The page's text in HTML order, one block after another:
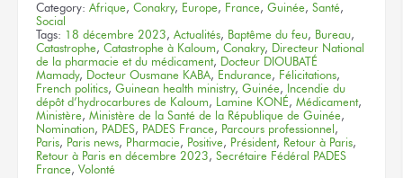
Category: Afrique, Conakry, Europe, France, Guinée, Santé,
Social
Tags: 18 décembre 2023, Actualités, Baptême du feu, Bureau,
Catastrophe, Catastrophe à Kaloum, Conakry, Directeur National
de la pharmacie et du médicament, Docteur DIOUBATÉ
Mamady, Docteur Ousmane KABA, Endurance, Félicitations,
French politics, Guinean health ministry, Guinée, Incendie du
dépôt d’hydrocarbures de Kaloum, Lamine KONÉ, Médicament,
Ministère, Ministère de la Santé de la République de Guinée,
Nomination, PADES, PADES France, Parcours professionnel ,
Paris, Paris news, Pharmacie, Positive, Président, Retour à Paris,
Retour à Paris en décembre 2023, Secrétaire Fédéral PADES
France, Volonté